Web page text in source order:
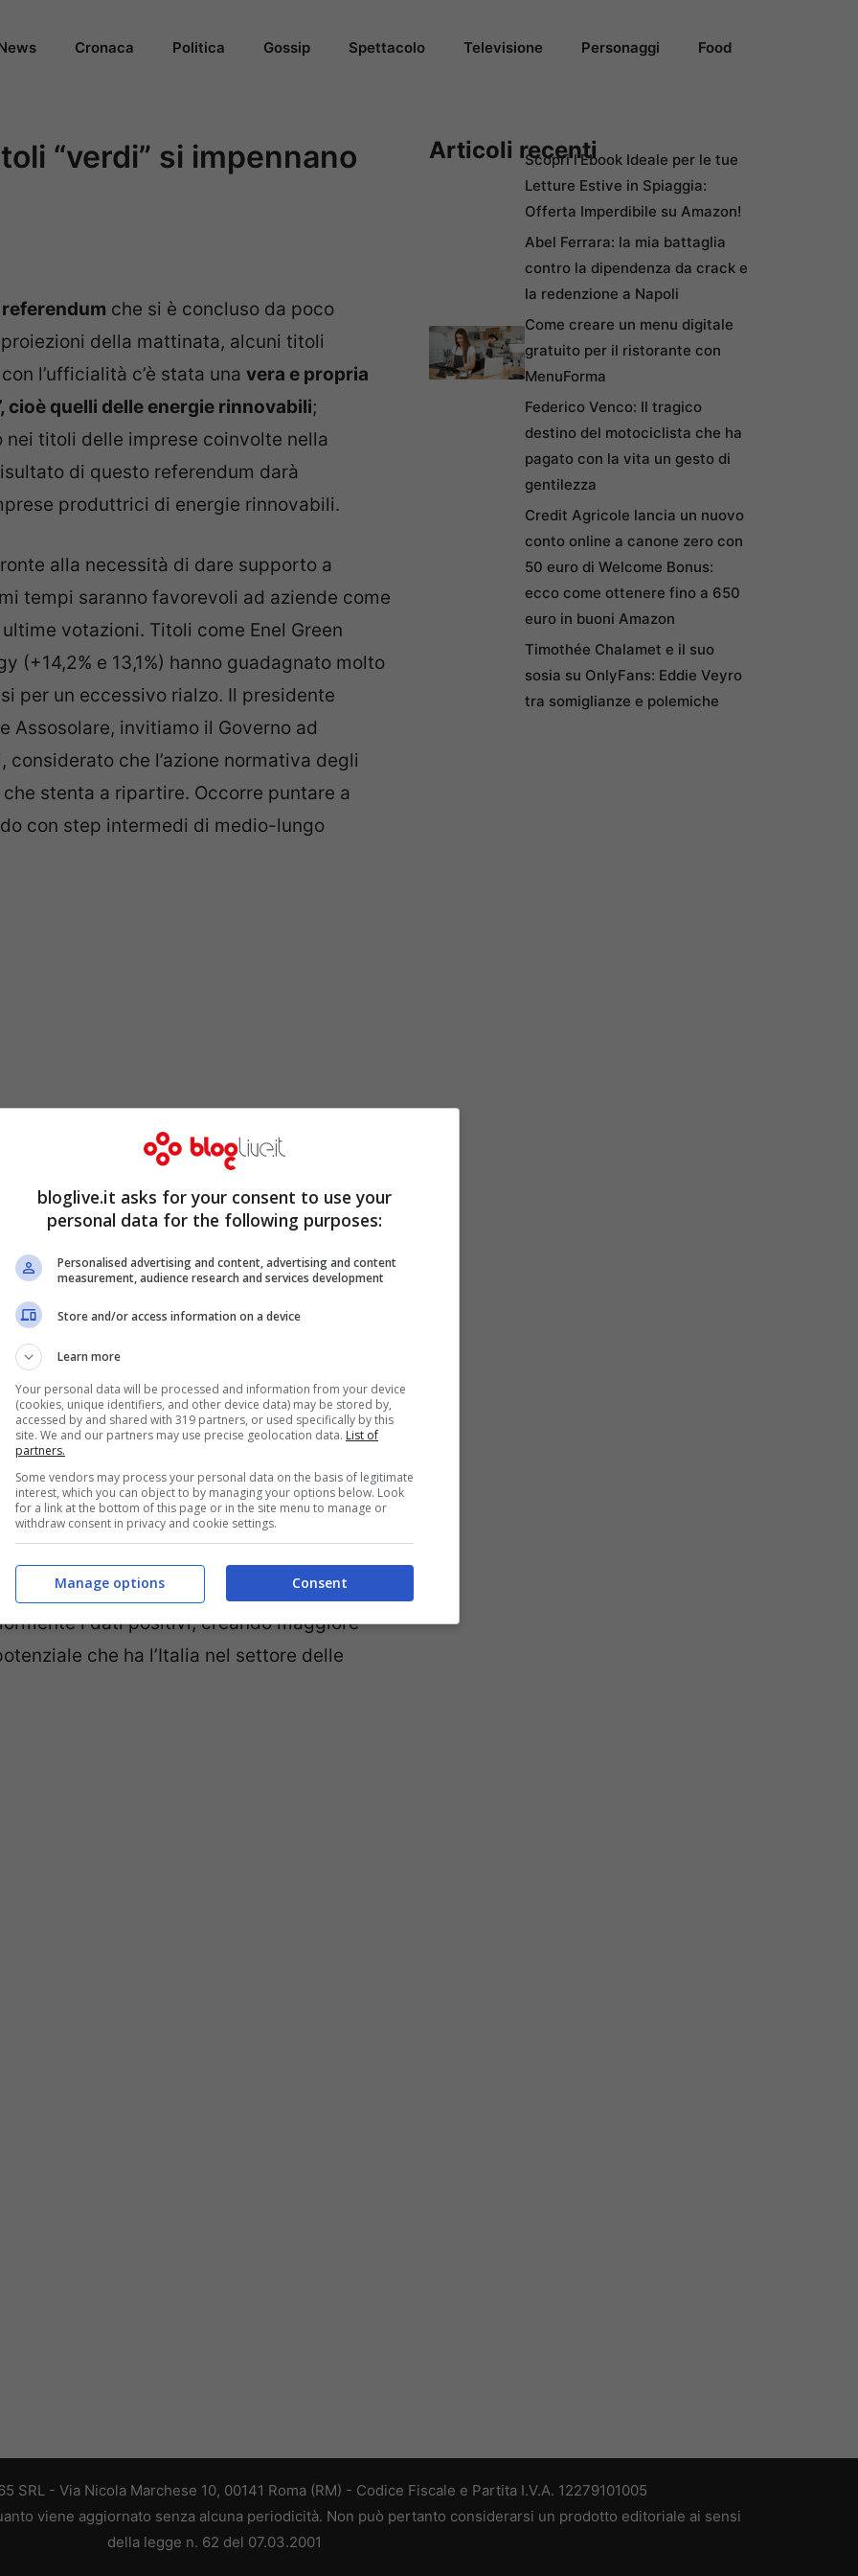
Cronaca Politica Gossip Spettacolo Televisione Personaggi Food
“verdi” si impennano
che si è concluso da poco
della mattinata, alcuni titoli
l’ufficialità c’è stata una vera e propria
cioè quelli delle energie rinnovabili;
nei titoli delle imprese coinvolte nella
di questo referendum darà
produttrici di energie rinnovabili.
alla necessità di dare supporto a
tempi saranno favorevoli ad aziende come
votazioni. Titoli come Enel Green
(+14,2% e 13,1%) hanno guadagnato molto
per un eccessivo rialzo. Il presidente
Assosolare, invitiamo il Governo ad
considerato che l’azione normativa degli
stenta a ripartire. Occorre puntare a
con step intermedi di medio-lungo
nazionale dell’industria
ma untavolo permanente Governo-
monitorare la crescita del mercato e
ha anche specificato che «dal quarto
che il Governo sperava: la ripresa del
per la revisione degli incentivi». Infatti il
rinnovabili nel Febbraio scorso, per poi
al fotovoltaico a Maggio. Resta il
è in crescita in Italia, contando circa
risparmio di 21 milioni di euro tramite il
del settore delle nuove energie
passando da 5 miliardi a ben 13
scelta popolare espressa nel
i dati positivi, creando maggiore
che ha l’Italia nel settore delle
Articoli recentiScopri l’Ebook Ideale per le tue
Letture Estive in Spiaggia:
Offerta Imperdibile su Amazon!
Abel Ferrara: la mia battaglia
contro la dipendenza da crack e
la redenzione a Napoli
Come creare un menu digitale
gratuito per il ristorante con
MenuForma
Federico Venco: Il tragico
destino del motociclista che ha
pagato con la vita un gesto di
gentilezza
Credit Agricole lancia un nuovo
conto online a canone zero con
50 euro di Welcome Bonus:
ecco come ottenere fino a 650
euro in buoni Amazon
Timothée Chalamet e il suo
sosia su OnlyFans: Eddie Veyro
tra somiglianze e polemiche
SRL - Via Nicola Marchese 10, 00141 Roma (RM) - Codice Fiscale e Partita I.V.A. 12279101005
viene aggiornato senza alcuna periodicità. Non può pertanto considerarsi un prodotto editoriale ai sensi
della legge n. 62 del 07.03.2001
bloglive.it asks for your consent to use your
personal data for the following purposes:
Personalised advertising and content, advertising and content
measurement, audience research and services development
Store and/or access information on a device
Learn more
Your personal data will be processed and information from your device
(cookies, unique identifiers, and other device data) may be stored by,
accessed by and shared with 319 partners, or used specifically by this
site. We and our partners may use precise geolocation data. List of
partners.
Some vendors may process your personal data on the basis of legitimate
interest, which you can object to by managing your options below. Look
for a link at the bottom of this page or in the site menu to manage or
withdraw consent in privacy and cookie settings.
Consent
Manage options